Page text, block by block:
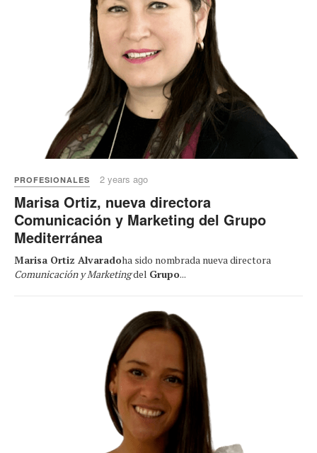
PROFESIONALES 2 years ago
Marisa Ortiz, nueva directora
Comunicación y Marketing del Grupo
Mediterránea
Marisa Ortiz Alvaradoha sido nombrada nueva directora
Comunicación y Marketingdel Grupo...